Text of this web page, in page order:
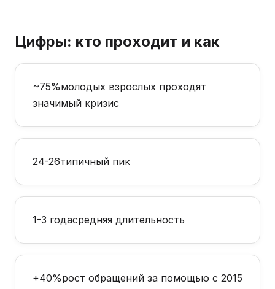
Цифры: кто проходит и как
~75%молодых взрослых проходят
значимый кризис
24-26типичный пик
1-3 годасредняя длительность
+40%рост обращений за помощью с 2015